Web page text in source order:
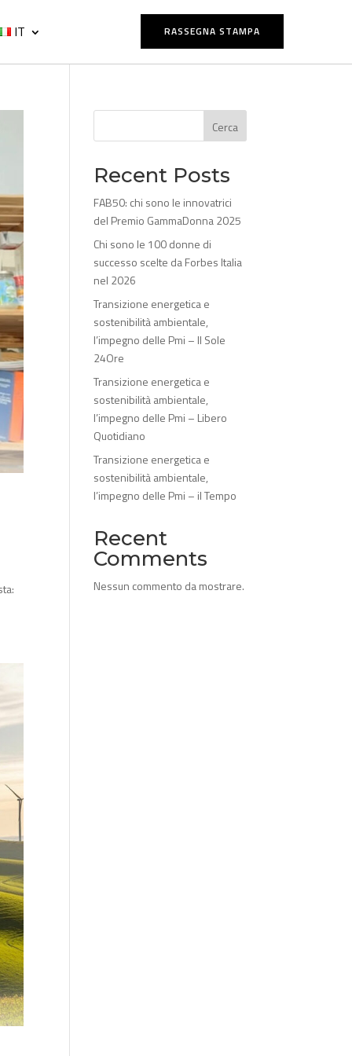
IT RASSEGNA STAMPA
Cerca
Recent Posts
FAB50: chi sono le innovatrici
del Premio GammaDonna 2025
Chi sono le 100 donne di
successo scelte da Forbes Italia
nel 2026
Transizione energetica e
sostenibilità ambientale,
l’impegno delle Pmi – Il Sole
24Ore
Transizione energetica e
sostenibilità ambientale,
l’impegno delle Pmi – Libero
Quotidiano
Transizione energetica e
sostenibilità ambientale,
l’impegno delle Pmi – il Tempo
Recent
Comments
Nessun commento da mostrare.